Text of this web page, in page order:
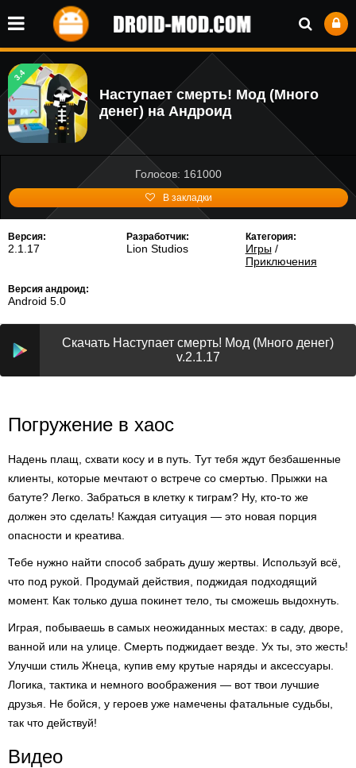
3.4
Наступает смерть! Мод (Много
денег) на Андроид
Голосов: 161000
В закладки
Версия:
2.1.17
Разработчик:
Lion Studios
Категория:
Игры/
Приключения
Версия андроид:
Android 5.0
Скачать Наступает смерть! Мод (Много денег)
v.2.1.17
Погружение в хаос
Надень плащ, схвати косу и в путь. Тут тебя ждут безбашенные
клиенты, которые мечтают о встрече со смертью. Прыжки на
батуте? Легко. Забраться в клетку к тиграм? Ну, кто-то же
должен это сделать! Каждая ситуация — это новая порция
опасности и креатива.
Тебе нужно найти способ забрать душу жертвы. Используй всё,
что под рукой. Продумай действия, поджидая подходящий
момент. Как только душа покинет тело, ты сможешь выдохнуть.
Играя, побываешь в самых неожиданных местах: в саду, дворе,
ванной или на улице. Смерть поджидает везде. Ух ты, это жесть!
Улучши стиль Жнеца, купив ему крутые наряды и аксессуары.
Логика, тактика и немного воображения — вот твои лучшие
друзья. Не бойся, у героев уже намечены фатальные судьбы,
так что действуй!
Видео